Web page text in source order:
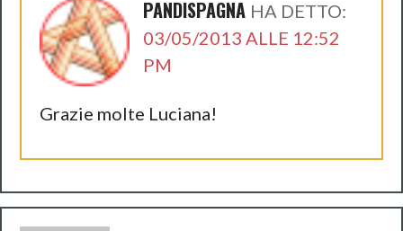
PANDISPAGNA HA DETTO:
03/05/2013 ALLE 12:52
PM
Grazie molte Luciana!